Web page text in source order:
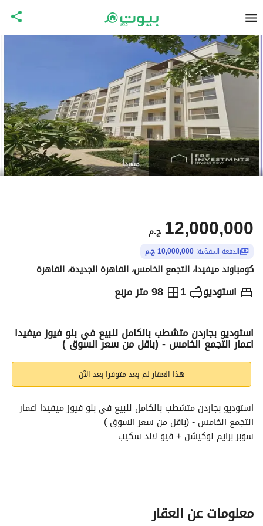
ج.م 12,000,000
الدفعة المقدّمة: 10,000,000 ج.م
كومباوند ميفيدا، التجمع الخامس، القاهرة الجديدة، القاهرة
استوديو 1 98 متر مربع ج.م12,000,000
التفاصيل الاتجاهات والمؤشرات رهن عقاري
استوديو بجاردن متشطب بالكامل للبيع في بلو فيوز ميفيدا
اعمار التجمع الخامس - (باقل من سعر السوق )
هذا العقار لم يعد متوفرا بعد الآن
التجمع الخامس - (باقل من سعر السوق )
سوبر برايم لوكيشن + فيو لاند سكيب
-جاردن :60 متر
- غرفه
معلومات عن العقار